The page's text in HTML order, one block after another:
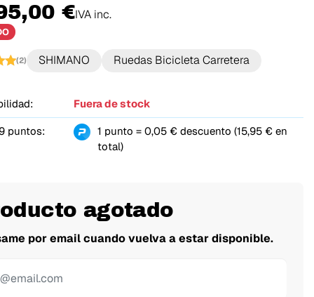
€IVA inc.
(2) SHIMANO Ruedas Bicicleta Carretera
Fuera de stock
puntos:
1 punto = 0,05 € descuento (15,95 € en
total)
agotado
por email cuando vuelva a estar disponible.